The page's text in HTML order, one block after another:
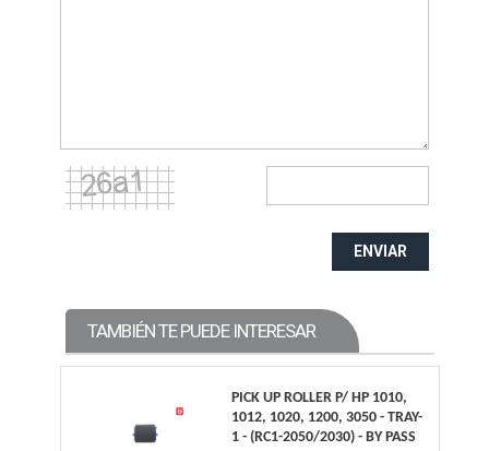
ENVIAR
TAMBIÉN TE PUEDE INTERESAR
PICK UP ROLLER P/ HP 1010,
1012, 1020, 1200, 3050 - TRAY-
1 - (RC1-2050/2030) - BY PASS